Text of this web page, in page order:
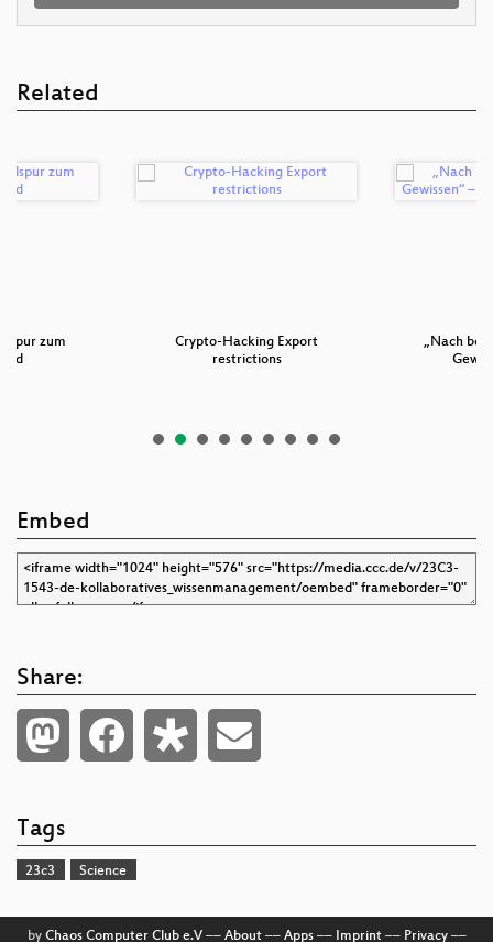
Related
zum
Crypto-Hacking Export
restrictions
„Nach
Embed
Share:
Tags
23c3 Science
by Chaos Computer Club e.V–– About–– Apps–– Imprint–– Privacy––